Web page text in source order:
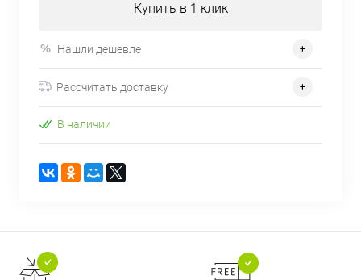
Купить в 1 клик
Нашли дешевле
Рассчитать доставку
В наличии